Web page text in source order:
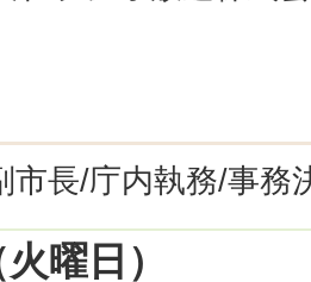
市長/庁内執務/事務
曜日）